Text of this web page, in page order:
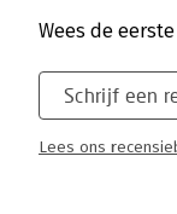
Wees de
Schrijf een
Lees ons